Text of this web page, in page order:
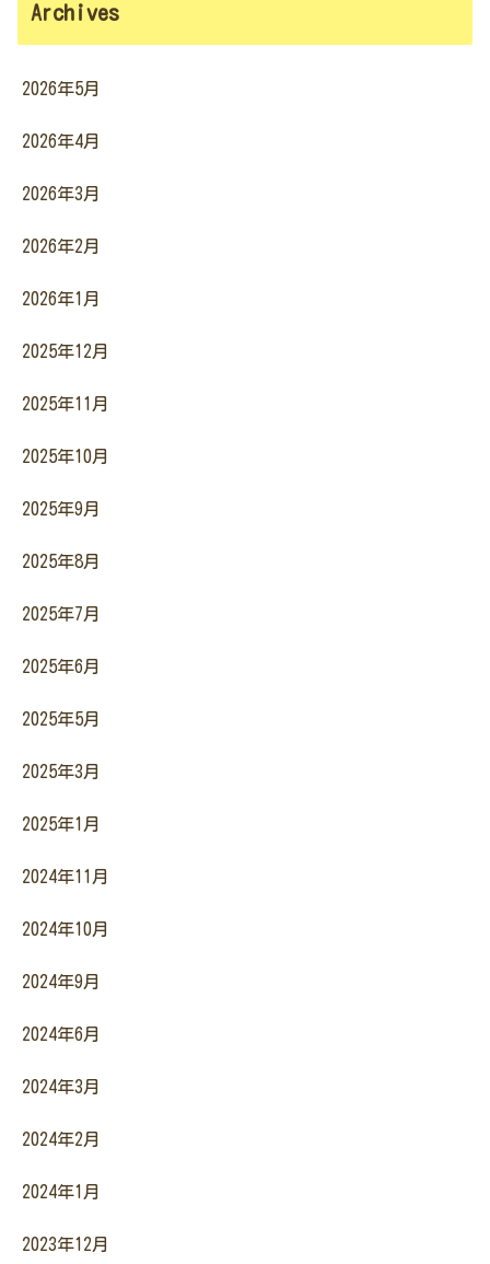
Archives
2026年5月
2026年4月
2026年3月
2026年2月
2026年1月
2025年12月
2025年11月
2025年10月
2025年9月
2025年8月
2025年7月
2025年6月
2025年5月
2025年3月
2025年1月
2024年11月
2024年10月
2024年9月
2024年6月
2024年3月
2024年2月
2024年1月
2023年12月